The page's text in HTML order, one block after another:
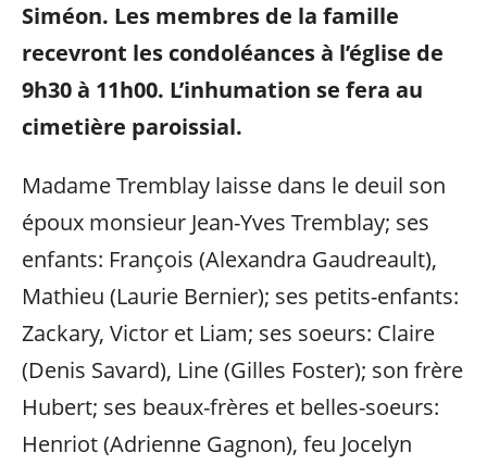
Siméon. Les membres de la famille
recevront les condoléances à l’église de
9h30 à 11h00. L’inhumation se fera au
cimetière paroissial.
Madame Tremblay laisse dans le deuil son
époux monsieur Jean-Yves Tremblay; ses
enfants: François (Alexandra Gaudreault),
Mathieu (Laurie Bernier); ses petits-enfants:
Zackary, Victor et Liam; ses soeurs: Claire
(Denis Savard), Line (Gilles Foster); son frère
Hubert; ses beaux-frères et belles-soeurs:
Henriot (Adrienne Gagnon), feu Jocelyn